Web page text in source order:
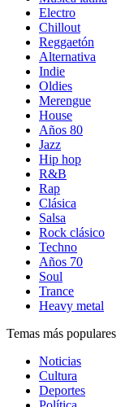
Electro
Chillout
Reggaetón
Alternativa
Indie
Oldies
Merengue
House
Años 80
Jazz
Hip hop
R&B
Rap
Clásica
Salsa
Rock clásico
Techno
Años 70
Soul
Trance
Heavy metal
Temas más populares
Noticias
Cultura
Deportes